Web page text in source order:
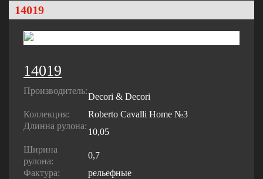
14019
14019
Производитель:
Decori & Decori
Коллекция:
Roberto Cavalli Home №3
Длинна рулона:
10,05
Ширина
рулона:
0,7
Фактура:
рельефные